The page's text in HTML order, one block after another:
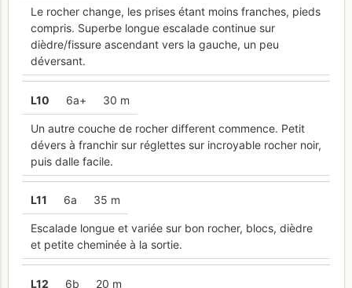
Le rocher change, les prises étant moins franches, pieds
compris. Superbe longue escalade continue sur
dièdre/fissure ascendant vers la gauche, un peu
déversant.
L10 6a+ 30 m
Un autre couche de rocher different commence. Petit
dévers à franchir sur réglettes sur incroyable rocher noir,
puis dalle facile.
L11 6a 35 m
Escalade longue et variée sur bon rocher, blocs, dièdre
et petite cheminée à la sortie.
L12 6b 20 m